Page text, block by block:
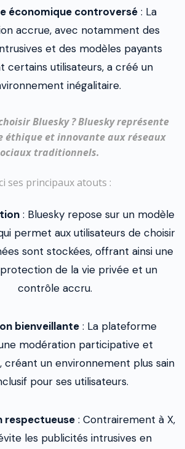
économique controversé : La
accrue, avec notamment des
et des modèles payants
certains utilisateurs, a créé un
inégalitaire.
Bluesky ? Bluesky représente
éthique et innovante aux réseaux
traditionnels.
ses principaux atouts :
: Bluesky repose sur un modèle
permet aux utilisateurs de choisir
sont stockées, offrant ainsi une
de la vie privée et un
contrôle accru.
bienveillante : La plateforme
modération participative et
créant un environnement plus sain
pour ses utilisateurs.
respectueuse: Contrairement à X,
les publicités intrusives en